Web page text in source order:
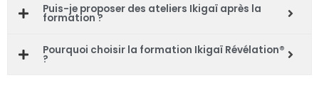
Puis-je proposer des ateliers Ikigaï après la
formation ?
Pourquoi choisir la formation Ikigaï Révélation®
?